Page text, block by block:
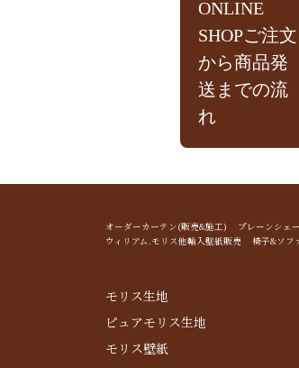
ONLINE
SHOPご注文
から商品発
送までの流
れ
オーダーカーテン(販売&施工) プレーンシ
ウィリアム.モリス他輸入壁紙販売 椅子&ソ
モリス生地
ピュアモリス生地
モリス壁紙